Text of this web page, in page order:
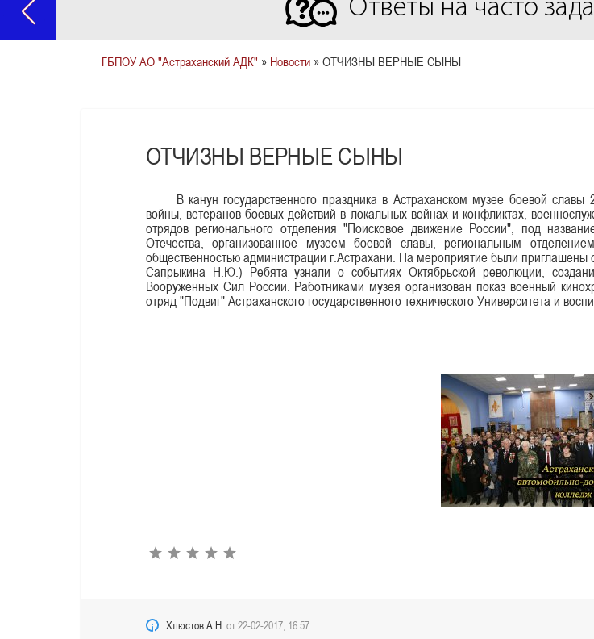
Ответы на часто
ГБПОУ АО "Астраханский АДК" » Новости» ОТЧИЗНЫ ВЕРНЫЕ СЫНЫ
ОТЧИЗНЫ ВЕРНЫЕ СЫНЫ
В канун государственного праздника в Астраханском музее боевой
войны, ветеранов боевых действий в локальных войнах и конфликтах,
отрядов регионального отделения "Поисковое движение России", под
Отечества, организованное музеем боевой славы, региональным
общественностью администрации г.Астрахани. На мероприятие были приглашены
Сапрыкина Н.Ю.) Ребята узнали о событиях Октябрьской революции,
Вооруженных Сил России. Работниками музея организован показ военный
отряд "Подвиг" Астраханского государственного технического Университета и
Хлюстов А.Н. от22-02-2017, 16:57